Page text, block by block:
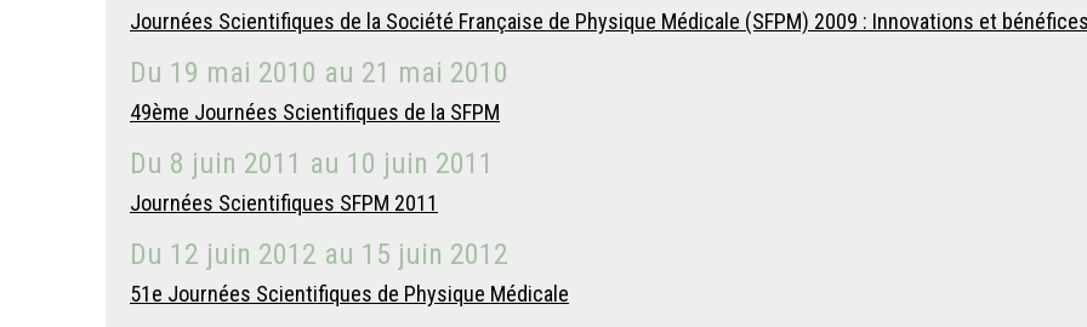
Journées Scientifiques de la Société Française de Physique Médicale (SFPM) 2009 : Innovations et
Du 19 mai 2010 au 21 mai 2010
49ème Journées Scientifiques de la SFPM
Du 8 juin 2011 au 10 juin 2011
Journées Scientifiques SFPM 2011
Du 12 juin 2012 au 15 juin 2012
51e Journées Scientifiques de Physique Médicale